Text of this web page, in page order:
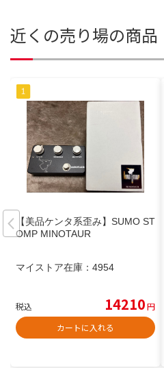
近くの売り場の商品
【美品ケンタ系歪み】SUMO ST
OMP MINOTAUR
マイストア在庫： 4954
税込 14210円
カートに入れる